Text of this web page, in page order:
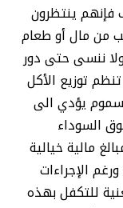
فإنهم ينتظرون
من مال أو طعام
ننسى حتى دور
توزيع الأكل
يؤدي الى
السوداء
مالية خيالية
الإجراءات
للتكفل بهذه